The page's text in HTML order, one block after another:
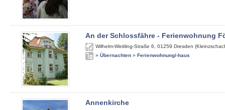
An der Schlossfähre - Ferienwohnung
Wilhelm-Weitling-Straße 6 01259 Dresden
» Übernachten » Ferienwohnung/-haus
Annenkirche